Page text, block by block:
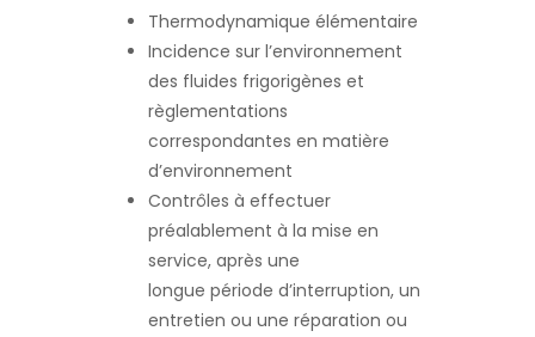
Thermodynamique élémentaire
Incidence sur l’environnement
des fluides frigorigènes et
règlementations
correspondantes en matière
d’environnement
Contrôles à effectuer
préalablement à la mise en
service, après une
longue période d’interruption, un
entretien ou une réparation ou